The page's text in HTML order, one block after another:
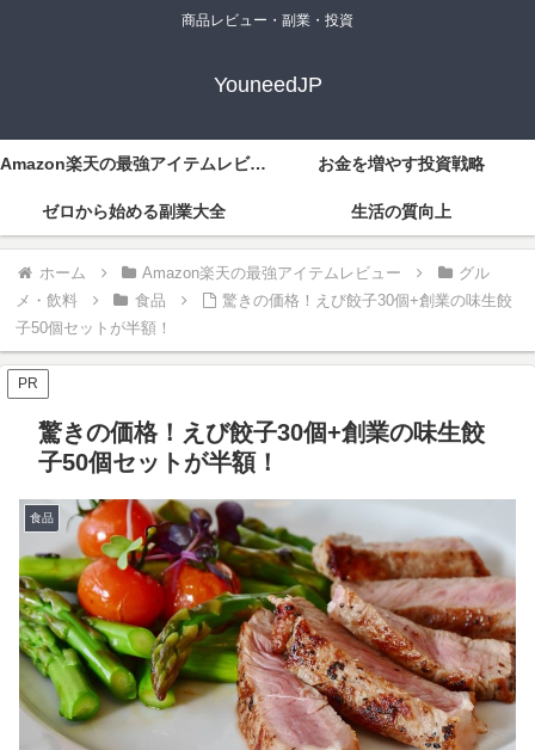
商品レビュー・副業・投資
YouneedJP
Amazon楽天の最強アイテムレビュー お金を増やす投資戦略
ゼロから始める副業大全 生活の質向上
ホーム Amazon楽天の最強アイテムレビュー
グル
メ・飲料
食品
驚きの価格！えび餃子30個+創業の味生餃
子50個セットが半額！
PR
驚きの価格！えび餃子30個+創業の味生餃
子50個セットが半額！
食品